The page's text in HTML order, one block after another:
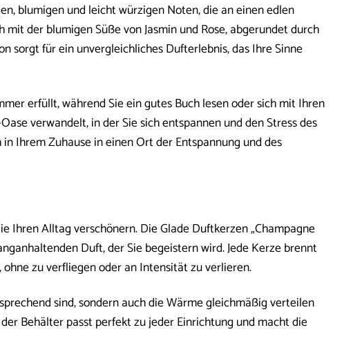
blumigen und leicht würzigen Noten, die an einen edlen
der blumigen Süße von Jasmin und Rose, abgerundet durch
sorgt für ein unvergleichliches Dufterlebnis, das Ihre Sinne
erfüllt, während Sie ein gutes Buch lesen oder sich mit Ihren
verwandelt, in der Sie sich entspannen und den Stress des
Ihrem Zuhause in einen Ort der Entspannung und des
Ihren Alltag verschönern. Die Glade Duftkerzen „Champagne
Duft, der Sie begeistern wird. Jede Kerze brennt
zu verfliegen oder an Intensität zu verlieren.
sind, sondern auch die Wärme gleichmäßig verteilen
Behälter passt perfekt zu jeder Einrichtung und macht die